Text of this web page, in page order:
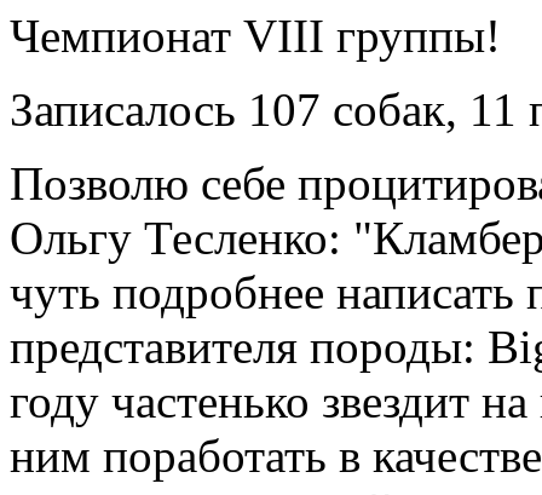
Чемпионат VIII группы!
Записалось 107 собак, 11
Позволю себе
Ольгу Тесленко:
чуть подробнее написать
представителя породы:
году частенько звездит
ним поработать в